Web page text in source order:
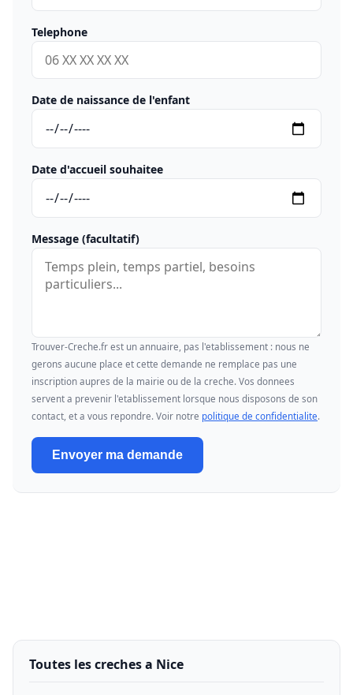
Telephone
Date de naissance de l'enfant
Date d'accueil souhaitee
Message (facultatif)
Trouver-Creche.fr est un annuaire, pas l'etablissement : nous ne
gerons aucune place et cette demande ne remplace pas une
inscription aupres de la mairie ou de la creche. Vos donnees
servent a prevenir l'etablissement lorsque nous disposons de son
contact, et a vous repondre. Voir notre politique de confidentialite.
Envoyer ma demande
Toutes les creches a Nice